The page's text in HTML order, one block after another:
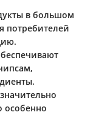
в большом
потребителей
особенно